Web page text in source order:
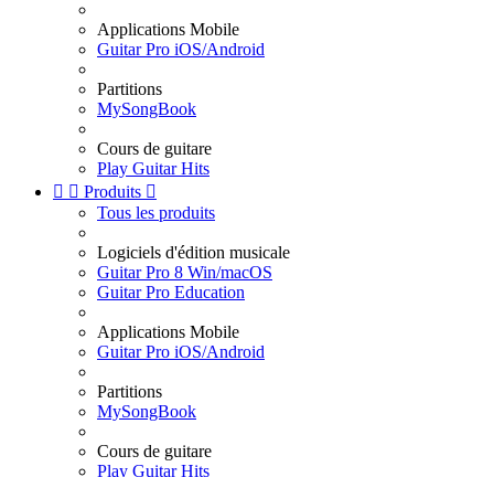
Applications Mobile
Guitar Pro iOS/Android
Partitions
MySongBook
Cours de guitare
Play Guitar Hits
  Produits 
Tous les produits
Logiciels d'édition musicale
Guitar Pro 8 Win/macOS
Guitar Pro Education
Applications Mobile
Guitar Pro iOS/Android
Partitions
MySongBook
Cours de guitare
Play Guitar Hits